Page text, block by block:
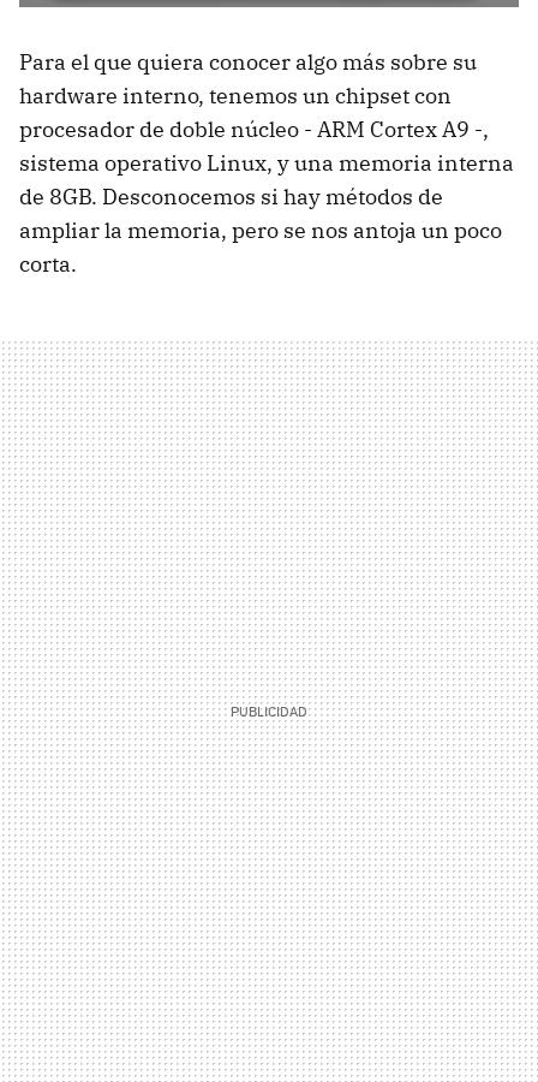
Para el que quiera conocer algo más sobre su
hardware interno, tenemos un chipset con
procesador de doble núcleo - ARM Cortex A9 -,
sistema operativo Linux, y una memoria interna
de 8GB. Desconocemos si hay métodos de
ampliar la memoria, pero se nos antoja un poco
corta.